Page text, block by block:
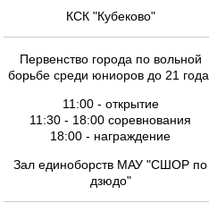
КСК "Кубеково"
Первенство города по вольной
борьбе среди юниоров до 21 года
11:00 - открытие
11:30 - 18:00 соревнования
18:00 - награждение
Зал единоборств МАУ "СШОР по
дзюдо"